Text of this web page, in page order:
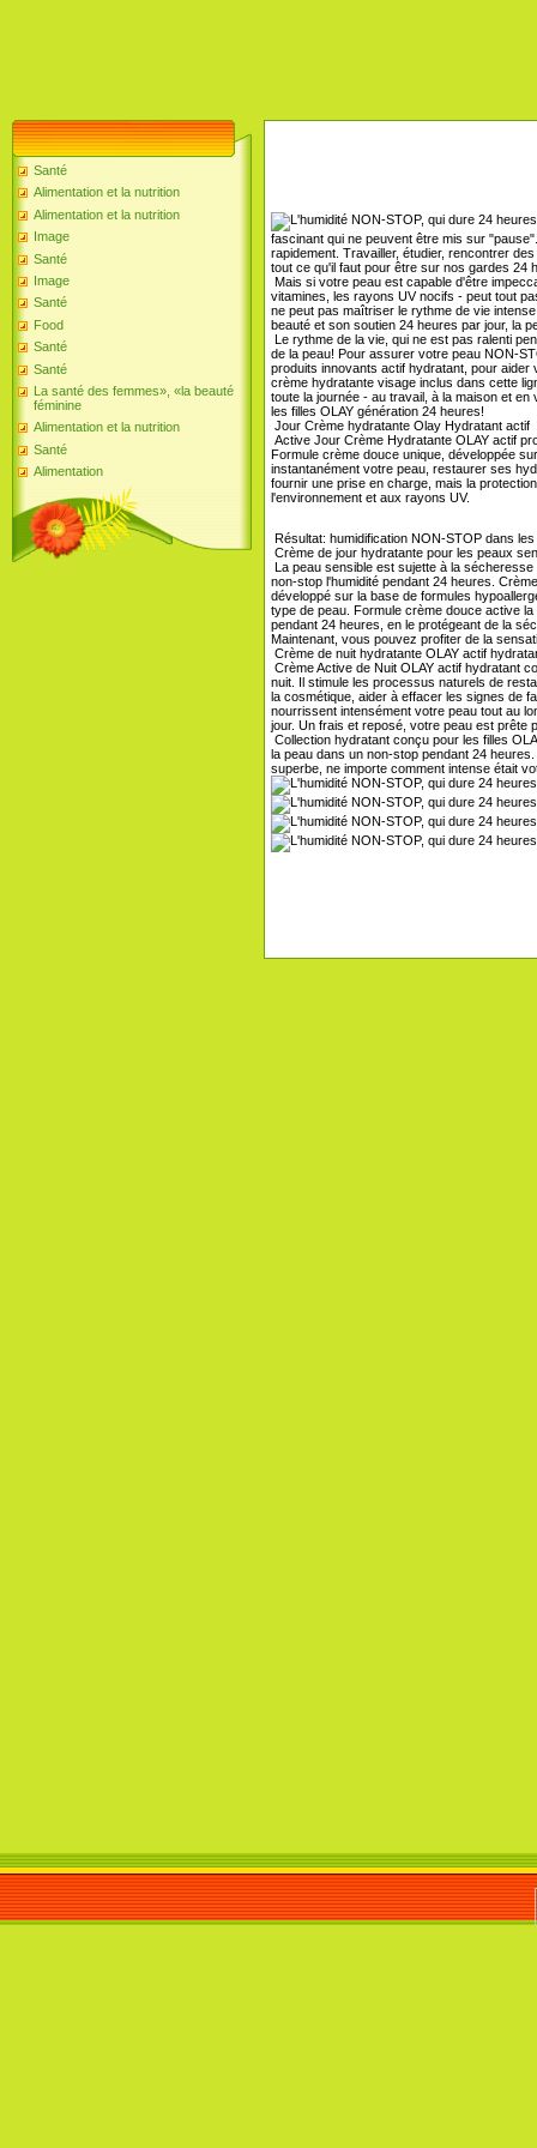
Santé
Alimentation et la nutrition
Alimentation et la nutrition
Image
Santé
Image
Santé
Food
Santé
Santé
La santé des femmes», «la beauté
féminine
Alimentation et la nutrition
Santé
Alimentation
fascinant qui ne peuvent être mis sur
rapidement. Travailler, étudier, rencontrer
tout ce qu'il faut pour être sur nos gardes 24
Mais si votre peau est capable d'être
vitamines, les rayons UV nocifs - peut tout
ne peut pas maîtriser le rythme de vie
beauté et son soutien 24 heures par jour, la
Le rythme de la vie, qui ne est pas ralenti
de la peau! Pour assurer votre peau NON-
produits innovants actif hydratant, pour
crème hydratante visage inclus dans cette
toute la journée - au travail, à la maison et
les filles OLAY génération 24 heures!
Jour Crème hydratante Olay Hydratant actif
Active Jour Crème Hydratante OLAY actif
Formule crème douce unique, développée
instantanément votre peau, restaurer ses
fournir une prise en charge, mais la
l'environnement et aux rayons UV.
Résultat: humidification NON-STOP dans
Crème de jour hydratante pour les peaux
La peau sensible est sujette à la
non-stop l'humidité pendant 24 heures.
développé sur la base de formules
type de peau. Formule crème douce active
pendant 24 heures, en le protégeant de la
Maintenant, vous pouvez profiter de la
Crème de nuit hydratante OLAY actif
Crème Active de Nuit OLAY actif hydratant
nuit. Il stimule les processus naturels de
la cosmétique, aider à effacer les signes de
nourrissent intensément votre peau tout au
jour. Un frais et reposé, votre peau est prête
Collection hydratant conçu pour les filles
la peau dans un non-stop pendant 24
superbe, ne importe comment intense était